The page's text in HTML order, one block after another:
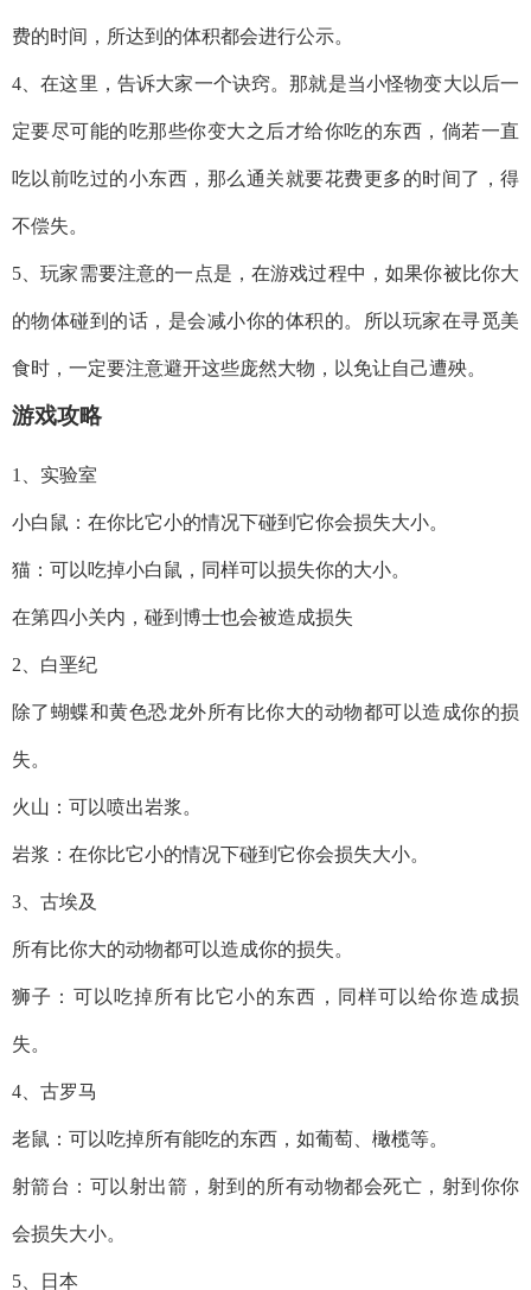
费的时间，所达到的体积都会进行公示。
4、在这里，告诉大家一个诀窍。那就是当小怪物变大以后一
定要尽可能的吃那些你变大之后才给你吃的东西，倘若一直
吃以前吃过的小东西，那么通关就要花费更多的时间了，得
不偿失。
5、玩家需要注意的一点是，在游戏过程中，如果你被比你大
的物体碰到的话，是会减小你的体积的。所以玩家在寻觅美
食时，一定要注意避开这些庞然大物，以免让自己遭殃。
游戏攻略
1、实验室
小白鼠：在你比它小的情况下碰到它你会损失大小。
猫：可以吃掉小白鼠，同样可以损失你的大小。
在第四小关内，碰到博士也会被造成损失
2、白垩纪
除了蝴蝶和黄色恐龙外所有比你大的动物都可以造成你的损
失。
火山：可以喷出岩浆。
岩浆：在你比它小的情况下碰到它你会损失大小。
3、古埃及
所有比你大的动物都可以造成你的损失。
狮子：可以吃掉所有比它小的东西，同样可以给你造成损
失。
4、古罗马
老鼠：可以吃掉所有能吃的东西，如葡萄、橄榄等。
射箭台：可以射出箭，射到的所有动物都会死亡，射到你你
会损失大小。
5、日本